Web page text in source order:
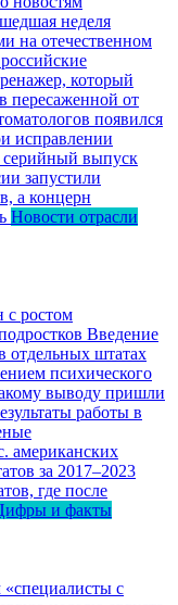
неделя
на отечественном
который
пересаженной от
появился
исправлении
серийный выпуск
запустили
а концерн
Новости отрасли
с ростом
Введение
отдельных штатах
психического
выводу пришли
работы в
американских
за 2017–2023
где после
и факты
«специалисты с